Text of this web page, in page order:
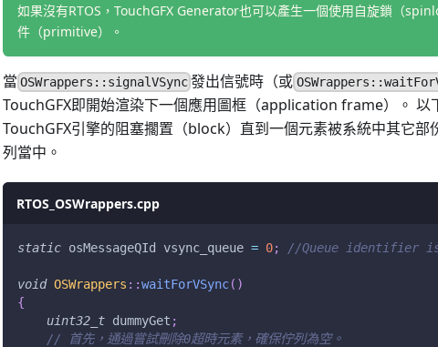
如果沒有RTOS，TouchGFX Generator也可以產生一個使用自旋鎖（
件（primitive）。
當 OSWrappers::signalVSync 發出信號時（或
TouchGFX即開始渲染下一個應用圖框（application frame）。 以
TouchGFX引擎的阻塞擱置（block）直到一個元素被系統中其它
列當中。
RTOS_OSWrappers.cpp
static osMessageQId vsync_queue = 0; //Queue identifier is
void OSWrappers ::waitForVSync( )
{
uint32_t dummyGet ;
// 首先，通過嘗試刪除0超時元素，確保佇列為空。